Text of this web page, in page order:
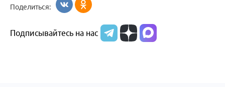
Алтайского
Поделиться:
Подписывайтесь на нас